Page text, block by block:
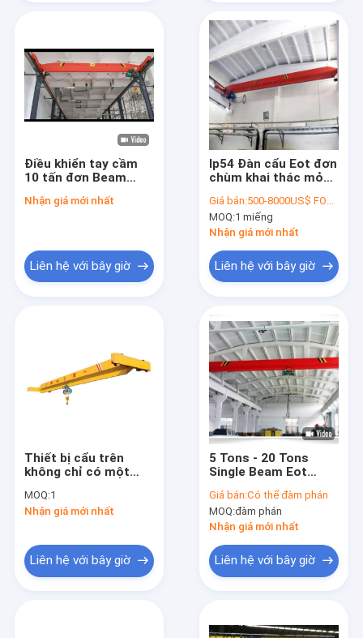
Nhà
Về chúng tôi
Kiểm soát chất lượng
Tin tức
Các trường hợp
Điều khiển tay cầm
10 tấn đơn Beam
kéo điện
Nhận giá mới nhất
Liên hệ với bây giờ
Ip54 Đàn cẩu Eot đơn
chùm khai thác mỏ
tấn 5 tấn điện
Giá bán:500-8000US$ FOB Shanghai
MOQ:1 miếng
Nhận giá mới nhất
Liên hệ với bây giờ
Thiết bị cẩu trên
không chỉ có một
MOQ:1
Nhận giá mới nhất
Liên hệ với bây giờ
5 Tons - 20 Tons
Single Beam Eot
và làm việc tại xưởng
Giá bán:Có thể đàm phán
MOQ:đàm phán
Nhận giá mới nhất
Liên hệ với bây giờ